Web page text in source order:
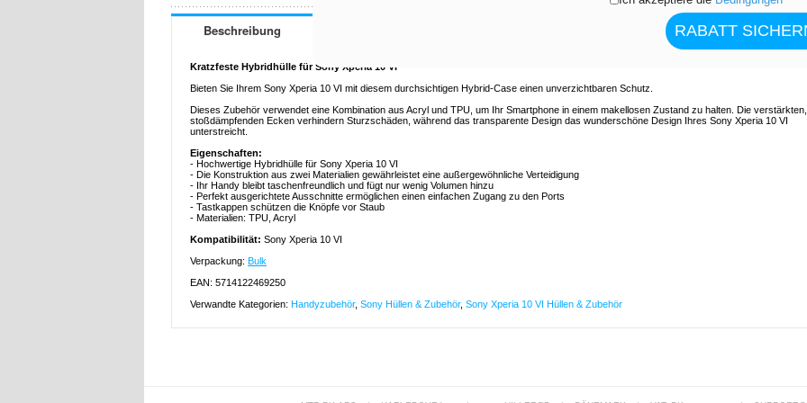
Beschreibung
Kratzfeste Hybridhülle für Sony Xperia 10 VI
Bieten Sie Ihrem Sony Xperia 10 VI mit diesem durchsichtigen Hybrid-Case einen unverzichtbaren Schutz.
Dieses Zubehör verwendet eine Kombination aus Acryl und TPU, um Ihr Smartphone in einem makellosen Zustand zu halten. Die verstärkten,
stoßdämpfenden Ecken verhindern Sturzschäden, während das transparente Design das wunderschöne Design Ihres Sony Xperia 10 VI
unterstreicht.
Eigenschaften:
- Hochwertige Hybridhülle für Sony Xperia 10 VI
- Die Konstruktion aus zwei Materialien gewährleistet eine außergewöhnliche Verteidigung
- Ihr Handy bleibt taschenfreundlich und fügt nur wenig Volumen hinzu
- Perfekt ausgerichtete Ausschnitte ermöglichen einen einfachen Zugang zu den Ports
- Tastkappen schützen die Knöpfe vor Staub
- Materialien: TPU, Acryl
Kompatibilität: Sony Xperia 10 VI
Verpackung: Bulk
EAN: 5714122469250
Verwandte Kategorien: Handyzubehör, Sony Hüllen & Zubehör, Sony Xperia 10 VI Hüllen & Zubehör